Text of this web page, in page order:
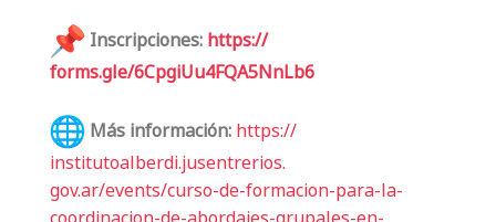
Inscripciones:https://
forms.gle/6CpgiUu4FQA5NnLb6
Más información:https://
institutoalberdi.jusentrerios.
gov.ar/events/curso-de-formacion-para-la-